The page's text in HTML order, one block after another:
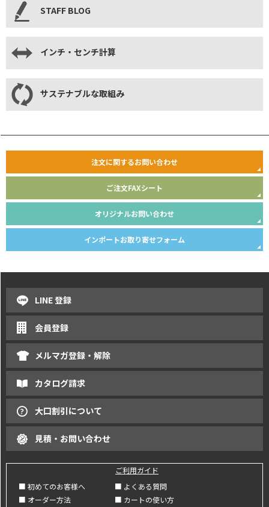
STAFF BLOG
インチ・センチ計算
サステナブルな取組み
注文に関するお問い合わせ
ご注文FAXシート
オリジナルお問い合わせ
インポートお取り寄せフォーム
LINE 登録
会員登録
メルマガ登録・解除
カタログ請求
大口割引について
見積・お問い合わせ
ご利用ガイド
■ 初めてのお客様へ
■ よくある質問
■ オーダー方法
■ カートの使い方